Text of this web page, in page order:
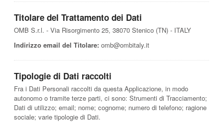
Titolare del Trattamento dei Dati
OMB S.r.l. - Via Risorgimento 25, 38070 Stenico (TN) - ITALY
Indirizzo email del Titolare: omb@ombitaly.it
Tipologie di Dati raccolti
Fra i Dati Personali raccolti da questa Applicazione, in modo
autonomo o tramite terze parti, ci sono: Strumenti di Tracciamento;
Dati di utilizzo; email; nome; cognome; numero di telefono; ragione
sociale; varie tipologie di Dati.